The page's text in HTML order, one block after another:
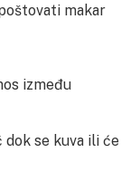
makar
između
dok se kuva ili će